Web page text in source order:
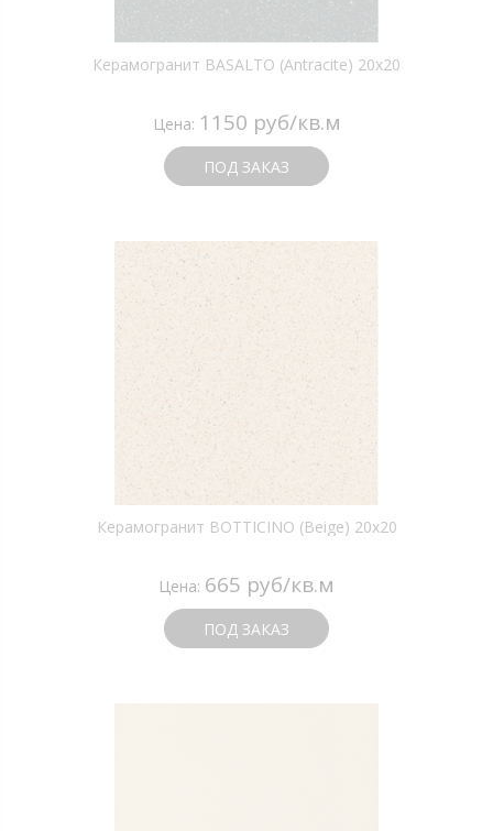
Керамогранит BASALTO (Antracite) 20х20
Цена: 1150 руб/кв.м
ПОД ЗАКАЗ
Керамогранит BOTTICINO (Beige) 20х20
Цена: 665 руб/кв.м
ПОД ЗАКАЗ